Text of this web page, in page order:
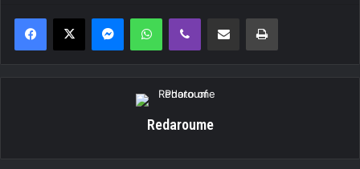
MessengerWhatsAppViber Κοινοποίηση μέσω ηλεκτρονικού ταχυδρομείουΕκτύπωση
Redaroume